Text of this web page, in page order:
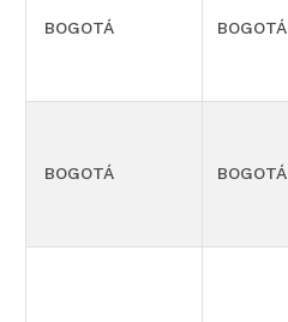
BOGOTÁ BOGOTÁ
BOGOTÁ BOGOTÁ